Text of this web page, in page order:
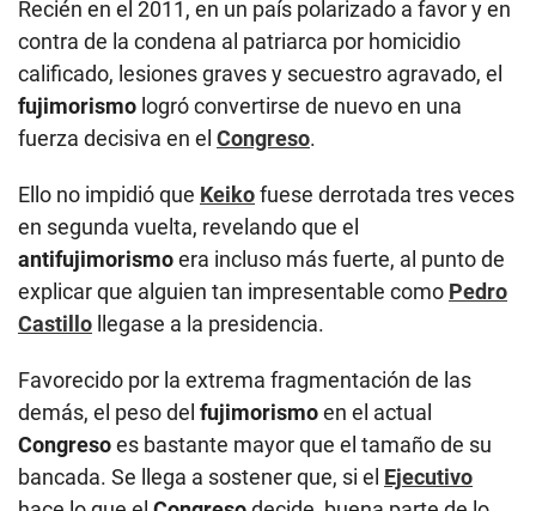
Recién en el 2011, en un país polarizado a favor y en
contra de la condena al patriarca por homicidio
calificado, lesiones graves y secuestro agravado, el
fujimorismo logró convertirse de nuevo en una
fuerza decisiva en el Congreso.
Ello no impidió que Keikofuese derrotada tres veces
en segunda vuelta, revelando que el
antifujimorismoera incluso más fuerte, al punto de
explicar que alguien tan impresentable como Pedro
Castillo llegase a la presidencia.
Favorecido por la extrema fragmentación de las
demás, el peso del fujimorismoen el actual
Congresoes bastante mayor que el tamaño de su
bancada. Se llega a sostener que, si el Ejecutivo